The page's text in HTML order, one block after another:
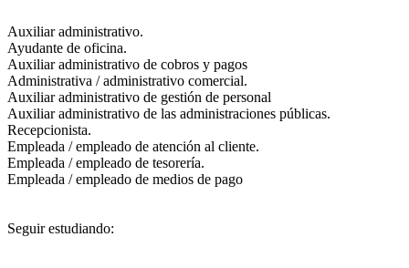
Auxiliar administrativo.
Ayudante de oficina.
Auxiliar administrativo de cobros y pagos
Administrativa / administrativo comercial.
Auxiliar administrativo de gestión de personal
Auxiliar administrativo de las administraciones públicas.
Recepcionista.
Empleada / empleado de atención al cliente.
Empleada / empleado de tesorería.
Empleada / empleado de medios de pago
Seguir estudiando: